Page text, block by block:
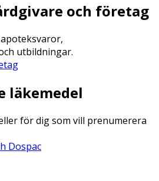
och företag
utbildningar.
läkemedel
för dig som vill prenumerera
Dospac